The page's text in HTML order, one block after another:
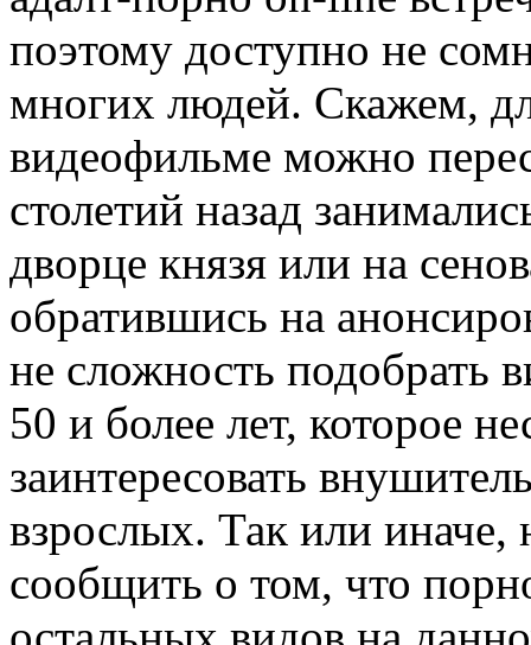
поэтому доступно не
многих людей. Скажем,
видеофильме можно
столетий назад
дворце князя или на
обратившись на
не сложность подобрать
50 и более лет, которое
заинтересовать
взрослых. Так или
сообщить о том, что